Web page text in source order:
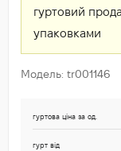
гуртовий
упаковками
Модель: tr001146
гуртова ціна за од.
гурт від